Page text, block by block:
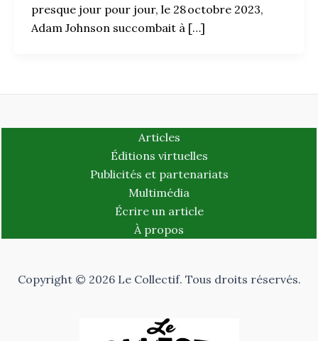
presque jour pour jour, le 28 octobre 2023,
Adam Johnson succombait à […]
Articles
Éditions virtuelles
Publicités et partenariats
Multimédia
Écrire un article
À propos
Copyright © 2026 Le Collectif. Tous droits réservés.